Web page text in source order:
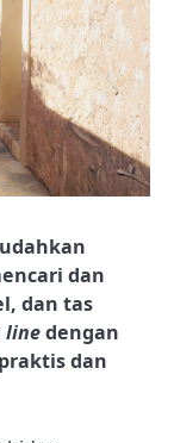
dan
dan tas
linedengan
dan